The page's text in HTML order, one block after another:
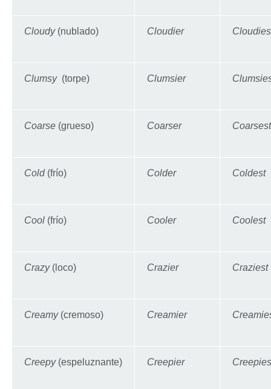
Cloudy (nublado) Cloudier
Clumsy (torpe) Clumsier
Coarse (grueso) Coarser Coarsest
Cold(frío) Colder Coldest
Cool (frío) Cooler Coolest
Crazy(loco) Crazier Craziest
Creamy(cremoso) Creamier
Creepy (espeluznante) Creepier